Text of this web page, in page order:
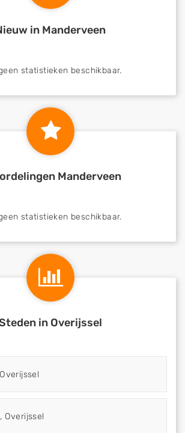
in Manderveen
statistieken beschikbaar.
Manderveen
statistieken beschikbaar.
in Overijssel
, Overijssel